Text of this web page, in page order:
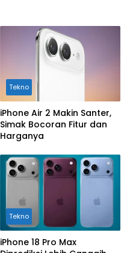
Tekno
iPhone Air 2 Makin Santer,
Simak Bocoran Fitur dan
Harganya
Tekno
iPhone 18 Pro Max